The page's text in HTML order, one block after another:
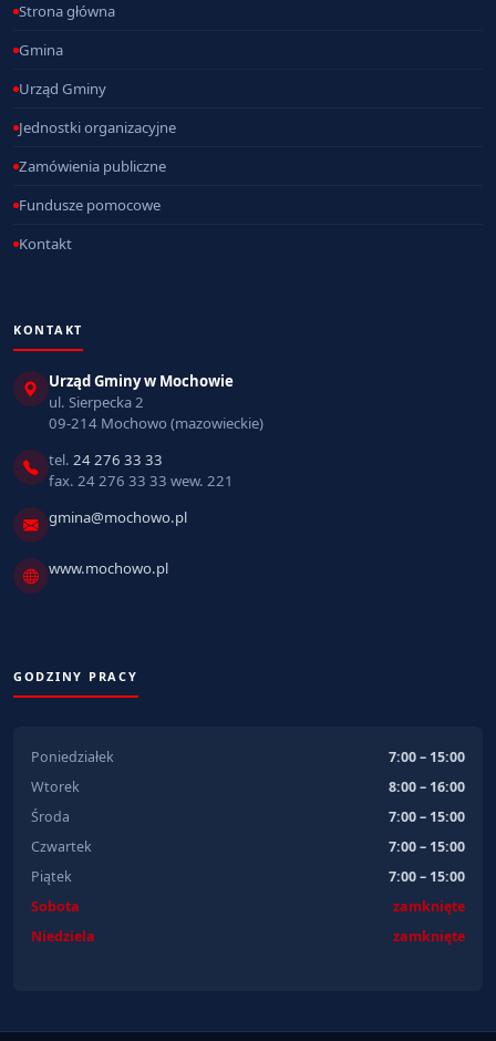
Strona główna
Gmina
Urząd Gminy
Jednostki organizacyjne
Zamówienia publiczne
Fundusze pomocowe
Kontakt
KONTAKT
Urząd Gminy w Mochowie
ul. Sierpecka 2
09-214 Mochowo (mazowieckie)
tel. 24 276 33 33
fax. 24 276 33 33 wew. 221
gmina@mochowo.pl
www.mochowo.pl
GODZINY PRACY
Poniedziałek
7:00 – 15:00
Wtorek
8:00 – 16:00
Środa
7:00 – 15:00
Czwartek
7:00 – 15:00
Piątek
7:00 – 15:00
Sobota
zamknięte
Niedziela
zamknięte